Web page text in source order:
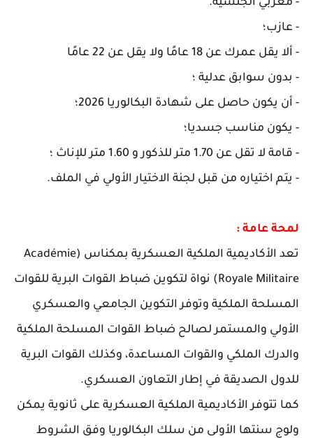
- عازب؛
- ألا يقل عمرك عن 18 عامًا ولا يقل عن 22 عامًا
- بدون سوابق عدلية ؛
- أن يكون حاصل على شهادة البكالوريا 2026؛
- يكون مناسب جسديا؛
- قامة لا تقل عن 1.70 متر للذكور و 1.60 متر للإناث ؛
- يتم اختياره من قبل لجنة الاختيار الأولي في الملف.
لمحة عامة :
تعد الأكاديمية الملكية العسكرية بمكناس (Académie
Royale Militaire) نواة لتكوين ضباط القوات البرية للقوات
المسلحة الملكية وتوفر التكوين الجامعي والعسكري
الأولي والمستمر لصالح ضباط القوات المسلحة الملكية
والدرك الملكي والقوات المساعدة، وكذلك القوات البرية
للدول الصديقة في إطار التعاون العسكري.
كما تتوفر الأكاديمية الملكية العسكرية على ثانوية يمكن
ولوج سنتها الأولى من سلك البكالوريا وفق الشروط